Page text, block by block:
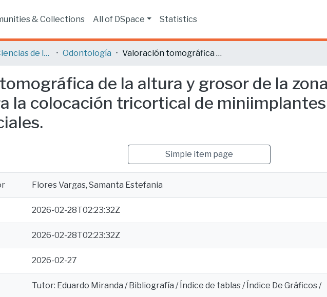
& Collections All of DSpace Statistics
Facultad de Ciencias de la Salud Odontología Valoración tomográfica de la altura y grosor de la zona supra-alveolar del paladar para la colocación tricortical de miniimplantes en diferentes biotipos faciales.
de la altura y grosor de la
la colocación tricortical de
Simple item page
Flores Vargas, Samanta Estefania
2026-02-28T02:23:32Z
2026-02-28T02:23:32Z
2026-02-27
Tutor: Eduardo Miranda / Bibliografía / Índice de tablas / Índice De Gráficos /